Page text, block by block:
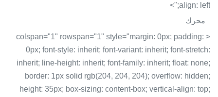
align: left;">
محرك
< colspan="1" rowspan="1" style="margin: 0px; padding:
0px; font-style: inherit; font-variant: inherit; font-stretch:
inherit; line-height: inherit; font-family: inherit; float: none;
border: 1px solid rgb(204, 204, 204); overflow: hidden;
height: 35px; box-sizing: content-box; vertical-align: top;